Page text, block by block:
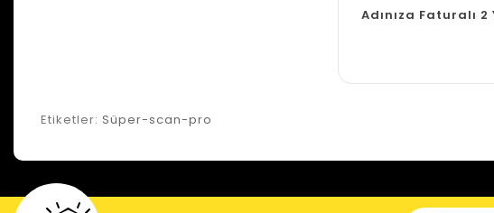
Adınıza Faturalı
Etiketler: Süper-scan-pro